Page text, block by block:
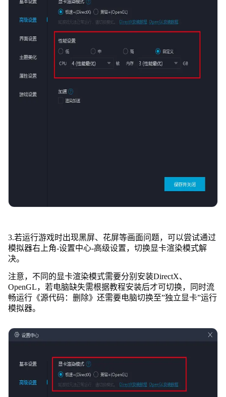
3.若运行游戏时出现黑屏、花屏等画面问题，可以尝试通过
模拟器右上角-设置中心-高级设置，切换显卡渲染模式解
决。
注意，不同的显卡渲染模式需要分别安装DirectX、
OpenGL，若电脑缺失需根据教程安装后才可切换，同时流
畅运行《源代码：删除》还需要电脑切换至”独立显卡”运行
模拟器。